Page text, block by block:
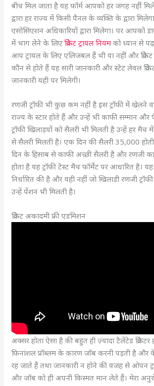
बीच मिल जाता है यह फॉर्म आपको हर जगह नहीं
द्वारा हर राज्य में किसी पैनल के व्यक्ति के द्वारा मिलेगा
एसोसिएशन अधिकारियों द्वारा मिलेगा। पर आपको
में भाग लेने के लिएक्रिकेट ट्रायल नियमको ध्यान से
आप ट्रायल के लिए एलिजबल हैं भी या नहीं और क्रिकेट
कौन से होते हैं यह सारी जानकारी और स्टेट लेवल
जानकारी यही पर मिलेगी।
रणजी ट्रॉफी भी कुछ कम नहीं है इस ट्रॉफी में खेलने
राज्य के स्टार होते हैं और उन्हें भी काफी सम्मान और
ट्रॉफी खिलाड़यों को सैलरी भी मिलती है उन्हें हर मैच
से सैलरी मिलती है। एक दिन की सैलरी 35,000
दिन के हिसाब से काफी अच्छी सैलरी है और रणजी
होता है यह ट्रॉफी टेस्ट मैच फॉर्मेट पर आधारित है।
निर्धारित की है और यही नहीं जो खिलाडी रणजी
उन्हें पेंशन भी मिलती है।
क्रिकेट अकादमी फ्री एडमिशन
अक्सर होता ऐसा है की बहुत ही ज़्यादा टैलेंटेड क्रिकेटर
फिनांशल प्रॉब्लम के कारण जॉब करनी पड़ती है
रह जाते हैं तथा जानकारी न होने की वजह से ओपन
और जॉब को ही अपनी किस्मत मान लेते हैं। मेरा